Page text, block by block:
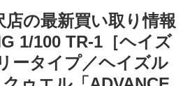
店の最新買い取り情報
1/100 TR-1［ヘイズ
ータイプ／ヘイズル